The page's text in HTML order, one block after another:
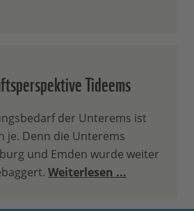
Tideems
der Unterems ist
je. Denn die Unterems
und Emden wurde weiter
Weiterlesen ...